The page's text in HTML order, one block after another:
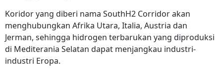
Koridor yang diberi nama SouthH2 Corridor akan
menghubungkan Afrika Utara, Italia, Austria dan
Jerman, sehingga hidrogen terbarukan yang diproduksi
di Mediterania Selatan dapat menjangkau industri-
industri Eropa.